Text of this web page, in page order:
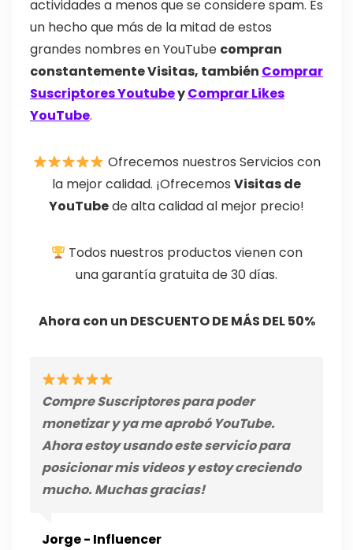
actividades a menos que se considere spam. Es
un hecho que más de la mitad de estos
grandes nombres en YouTube compran
constantemente Visitas, también Comprar
Suscriptores YoutubeyComprar Likes
YouTube.
Ofrecemos nuestros Servicios con
la mejor calidad. ¡Ofrecemos Visitas de
YouTubede alta calidad al mejor precio!
Todos nuestros productos vienen con
unagarantía gratuita de 30 días.
Ahora con un DESCUENTO DE MÁS DEL 50%
Compre Suscriptores para poder
monetizar y ya me aprobó YouTube.
Ahora estoy usando este servicio para
posicionar mis videos y estoy creciendo
mucho. Muchas gracias!
Jorge - Influencer